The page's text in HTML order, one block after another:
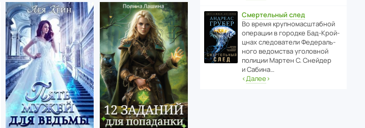
Смертельный след
Во время круп­но­мас­ш­та­бной
операции в городке Бад‑Крой­
цнах следо­ва­тели Феде­раль­
ного ведомства уголо­вной
полиции Мартен С. Снейдер
и Сабина…
‹Далее›